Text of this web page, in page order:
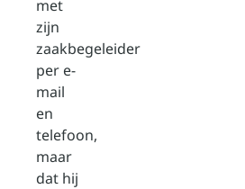
met
zijn
zaakbegeleider
per e-
mail
en
telefoon,
maar
dat hij